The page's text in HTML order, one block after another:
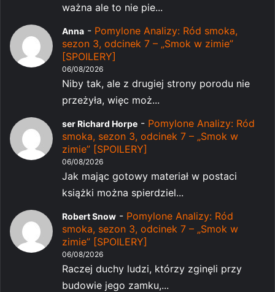
ważna ale to nie pie...
Anna - Pomylone Analizy: Ród smoka,
sezon 3, odcinek 7 – „Smok w zimie”
[SPOILERY]
06/08/2026
Niby tak, ale z drugiej strony porodu nie
przeżyła, więc moż...
ser Richard Horpe - Pomylone Analizy: Ród
smoka, sezon 3, odcinek 7 – „Smok w
zimie” [SPOILERY]
06/08/2026
Jak mając gotowy materiał w postaci
książki można spierdziel...
Robert Snow - Pomylone Analizy: Ród
smoka, sezon 3, odcinek 7 – „Smok w
zimie” [SPOILERY]
06/08/2026
Raczej duchy ludzi, którzy zginęli przy
budowie jego zamku,...